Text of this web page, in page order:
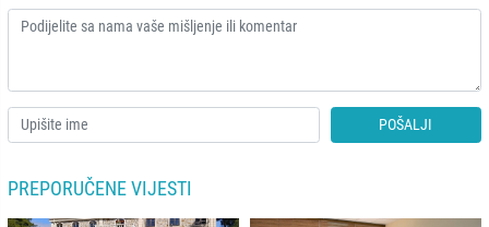
POŠALJI
PREPORUČENE VIJESTI